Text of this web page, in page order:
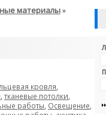
материалы»
кровля
тканевые потолки
работы Освещение